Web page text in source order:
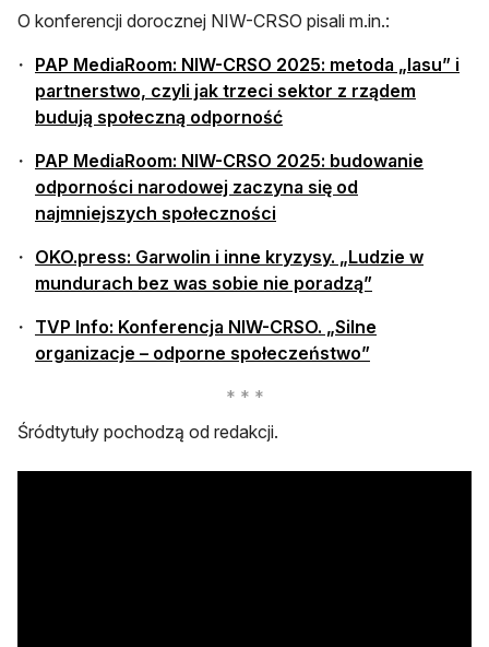
O konferencji dorocznej NIW-CRSO pisali m.in.:
PAP MediaRoom: NIW-CRSO 2025: metoda „lasu” i
partnerstwo, czyli jak trzeci sektor z rządem
budują społeczną odpornośćotwiera się w nowej karcie
PAP MediaRoom: NIW-CRSO 2025: budowanie
odporności narodowej zaczyna się od
najmniejszych społeczności
OKO.press: Garwolin i inne kryzysy. „Ludzie w
mundurach bez was sobie nie poradzą”otwiera się w
TVP Info: Konferencja NIW-CRSO. „Silne
organizacje – odporne społeczeństwo”otwiera się w
Śródtytuły pochodzą od redakcji.